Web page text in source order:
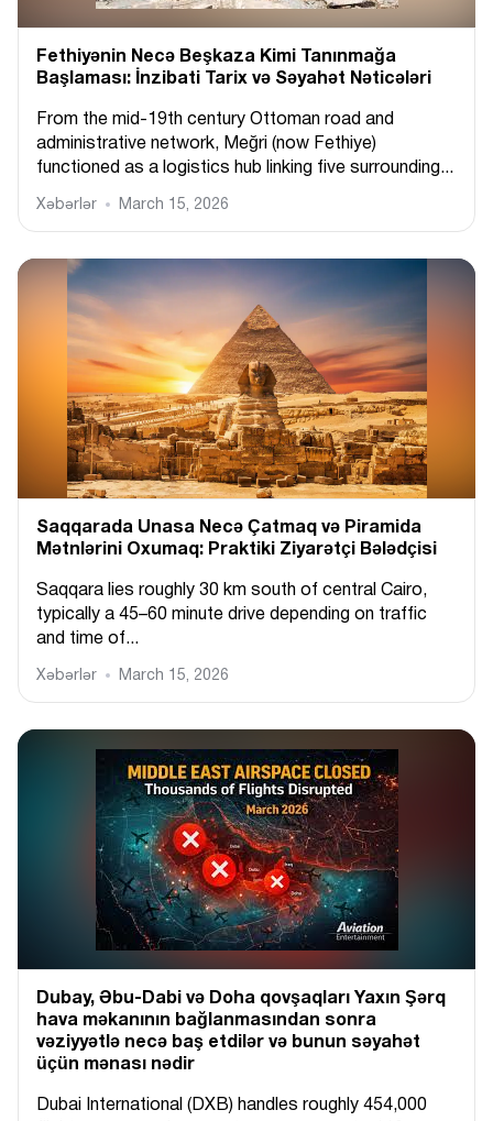
Fethiyənin Necə Beşkaza Kimi Tanınmağa
Başlaması: İnzibati Tarix və Səyahət Nəticələri
From the mid-19th century Ottoman road and
administrative network, Meğri (now Fethiye)
functioned as a logistics hub linking five surrounding...
Xəbərlər March 15, 2026
Saqqarada Unasa Necə Çatmaq və Piramida
Mətnlərini Oxumaq: Praktiki Ziyarətçi Bələdçisi
Saqqara lies roughly 30 km south of central Cairo,
typically a 45–60 minute drive depending on traffic
and time of...
Xəbərlər March 15, 2026
Dubay, Əbu-Dabi və Doha qovşaqları Yaxın Şərq
hava məkanının bağlanmasından sonra
vəziyyətlə necə baş etdilər və bunun səyahət
üçün mənası nədir
Dubai International (DXB) handles roughly 454,000